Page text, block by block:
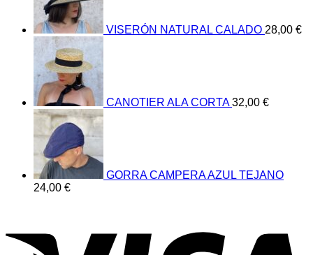
VISERÓN NATURAL CALADO 28,00 €
CANOTIER ALA CORTA 32,00 €
GORRA CAMPERA AZUL TEJANO
24,00 €